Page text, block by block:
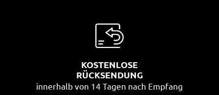
KOSTENLOSE
RÜCKSENDUNG
innerhalb von 14 Tagen nach Empfang